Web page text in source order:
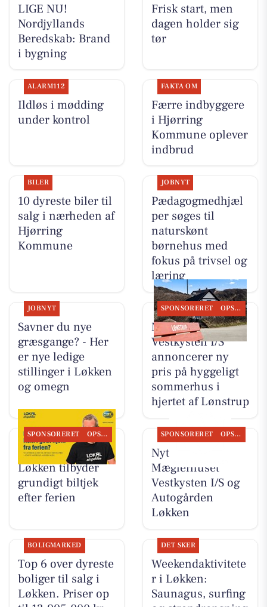
LIGE NU!
Nordjyllands
Beredskab: Brand
i bygning
Frisk start, men
dagen holder sig
tør
ALARM112
Ildløs i mødding
under kontrol
FAKTA OM
Færre indbyggere
i Hjørring
Kommune oplever
indbrud
BILER
10 dyreste biler til
salg i nærheden af
Hjørring
Kommune
JOBNYT
Pædagogmedhjæl
per søges til
naturskønt
børnehus med
fokus på trivsel og
læring
JOBNYT
Savner du nye
græsgange? - Her
er nye ledige
stillinger i Løkken
og omegn
SPONSORERET OPSLAGSTAVLEN
Mæglerhuset
Vestkysten I/S
annoncerer ny
pris på hyggeligt
sommerhus i
hjertet af Lønstrup
SPONSORERET OPSLAGSTAVLEN
Autogården
Løkken tilbyder
grundigt biltjek
efter ferien
SPONSORERET OPSLAGSTAVLEN
Nyt fra
Mæglerhuset
Vestkysten I/S og
Autogården
Løkken
BOLIGMARKED
Top 6 over dyreste
boliger til salg i
Løkken. Priser op
DET SKER
Weekendaktivitete
r i Løkken:
Saunagus, surfing